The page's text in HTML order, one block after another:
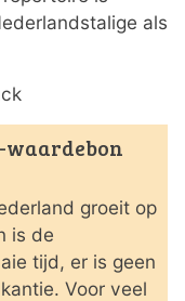
als
waardebon
groeit op
is de
tijd, er is geen
Voor veel